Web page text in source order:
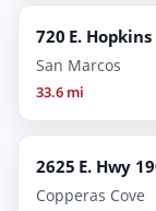
720 E.
San Marcos
33.6 mi
2625 E. Hwy
Copperas Cove